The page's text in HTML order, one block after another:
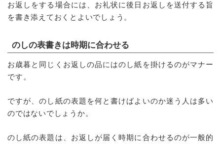
お返しをする場合には、お礼状に後日お返しを送付する旨
を書き添えておくとよいでしょう。
のしの表書きは時期に合わせる
お歳暮と同じくお返しの品にはのし紙を掛けるのがマナー
です。
ですが、のし紙の表題を何と書けばよいのか迷う人は多い
のではないでしょうか。
のし紙の表題は、お返しが届く時期に合わせるのが一般的